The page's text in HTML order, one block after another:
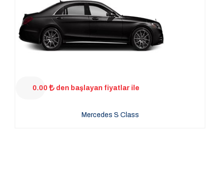
0.00 den başlayan fiyatlar ile
Mercedes S Class